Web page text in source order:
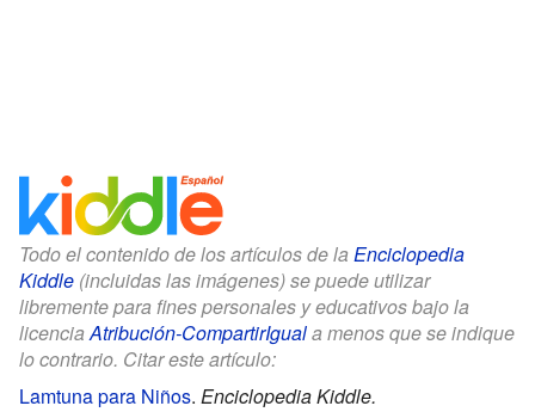
Todo el contenido de los artículos de la Enciclopedia
Kiddle (incluidas las imágenes) se puede utilizar
libremente para fines personales y educativos bajo la
licenciaAtribución-CompartirIguala menos que se indique
lo contrario. Citar este artículo:
Lamtuna para Niños. Enciclopedia Kiddle.